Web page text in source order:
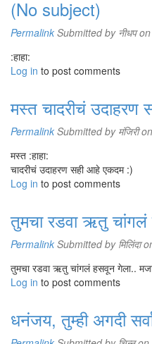
(No subject)
Permalink Submitted by नीधपon
:हाहा:
Log in to post comments
मस्त चादरीचं उदाहरण
Permalink Submitted by मंजिरी
मस्त :हाहा:
चादरीचं उदाहरण सही आहे एकदम :)
Log in to post comments
तुमचा रडवा ऋतु
Permalink Submitted by मिलिंदा
तुमचा रडवा ऋतु चांगलं हसवून गेला..
Log in to post comments
धनंजय, तुम्ही अगदी